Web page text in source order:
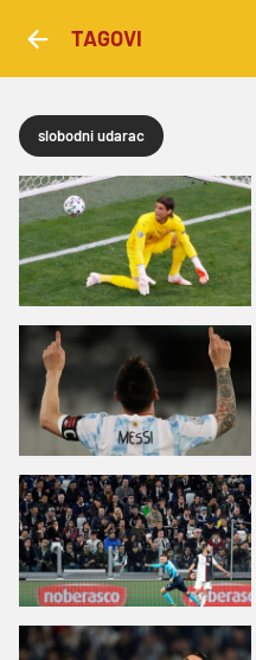
TAGOVI
slobodni udarac